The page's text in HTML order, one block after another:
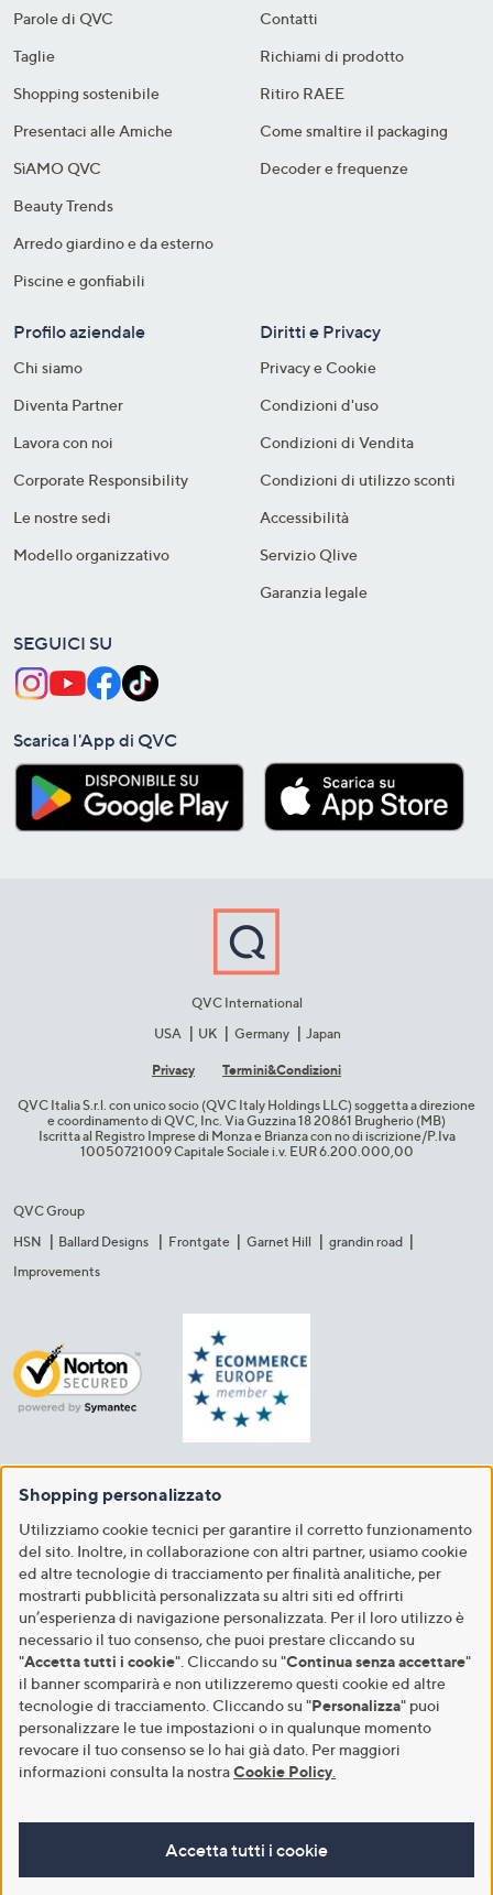
Parole di QVC
Taglie
Shopping sostenibile​
Presentaci alle Amiche
SìAMO QVC
Beauty Trends
Arredo giardino e da esterno
Piscine e gonfiabili
Contatti
Richiami di prodotto
Ritiro RAEE
Come smaltire il packaging​
Decoder e frequenze​
Profilo aziendale
Chi siamo
Diventa Partner
Lavora con noi
Corporate Responsibility
Le nostre sedi
Modello organizzativo
Diritti e Privacy
Privacy e Cookie
Condizioni d'uso
Condizioni di Vendita
Condizioni di utilizzo sconti
Accessibilità
Servizio Qlive
Garanzia legale
SEGUICI SU
Scarica l'App di QVC
QVC International
USA
UK Germany Japan
Privacy Termini&C​ondizioni
QVC Italia S.r.l. con unico socio (QVC Italy Holdings LLC) soggetta a direzione
e coordinamento di QVC, Inc. Via Guzzina 18 20861 Brugherio (MB)​
Iscritta al Registro Imprese di Monza e Brianza con no di iscrizione/P.Iva
10050721009 Capitale Sociale i.v. EUR 6.200.000,00​
QVC Group
HSN
Ballard Designs Frontgate Garnet Hill
grandin road
Improvements
Shopping personalizzato
Utilizziamo cookie tecnici per garantire il corretto funzionamento
del sito. Inoltre, in collaborazione con altri partner, usiamo cookie
ed altre tecnologie di tracciamento per finalità analitiche, per
mostrarti pubblicità personalizzata su altri siti ed offrirti
un’esperienza di navigazione personalizzata. Per il loro utilizzo è
necessario il tuo consenso, che puoi prestare cliccando su
"Accetta tutti i cookie". Cliccando su "Continua senza accettare"
il banner scomparirà e non utilizzeremo questi cookie ed altre
tecnologie di tracciamento. Cliccando su "Personalizza" puoi
personalizzare le tue impostazioni o in qualunque momento
revocare il tuo consenso se lo hai già dato. Per maggiori
informazioni consulta la nostraCookie Policy
Accetta tutti i cookie